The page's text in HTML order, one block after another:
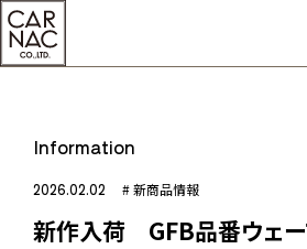
トップ
ごあいさつ
Web発注について
Information
2026.02.02 # 新商品情報
新作入荷 GFB品番ウェー